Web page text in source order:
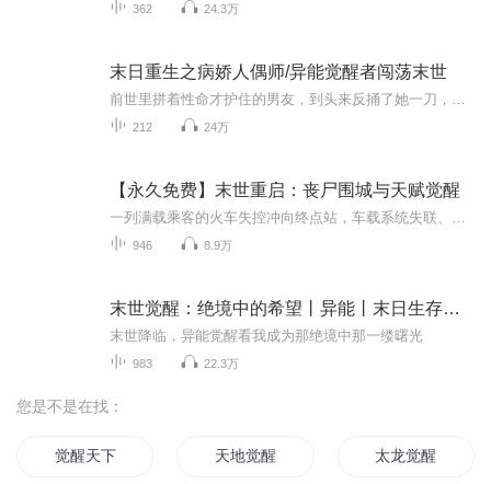
362 24.3万
末日重生之病娇人偶师/异能觉醒者闯荡末世
212 24万
【永久免费】末世重启：丧尸围城与天赋觉醒
946 8.9万
末世觉醒：绝境中的希望丨异能丨末日生存丨暧昧
末世降临，异能觉醒看我成为那绝境中那一缕曙光
983 22.3万
您是不是在找：
觉醒天下 天地觉醒 太龙觉醒